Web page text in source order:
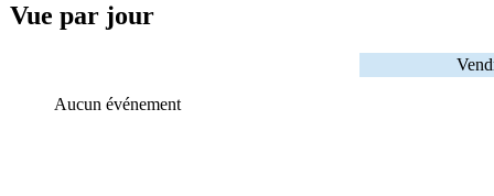
Vue par jour
Aucun événement